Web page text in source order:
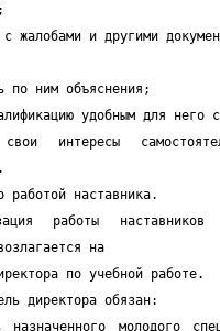
жалобами и другими
по ним объяснения;
удобным для него
интересы
работой наставника.
работы
на
по учебной работе.
директора обязан:
назначенного молодого